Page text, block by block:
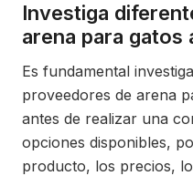
Investiga
arena para gatos
Es fundamental
proveedores de arena
antes de realizar una
opciones disponibles,
producto, los precios,